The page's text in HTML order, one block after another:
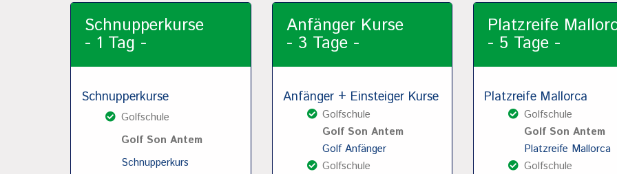
Schnupperkurse
- 1 Tag -
Schnupperkurse
Golfschule
Golf Son Antem
Schnupperkurs
Anfänger Kurse
- 3 Tage -
Anfänger + Einsteiger Kurse
Golfschule
Golf Son Antem
Golf Anfänger
Golfschule
Platzreife
- 5 Tage -
Platzreife Mallorca
Golfschule
Golf Son Antem
Platzreife Mallorca
Golfschule